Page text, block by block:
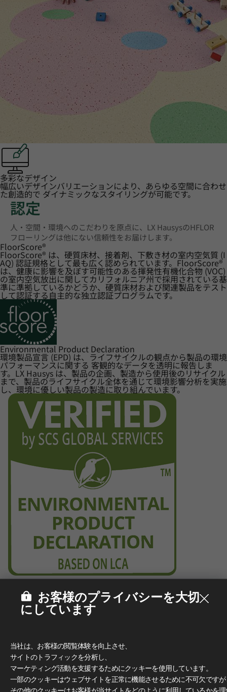
多彩なデザイン
幅広いデザインバリエーションにより、あらゆる空間に合わせ
た創造的で ダイナミックなスタイリングが可能です。
認定
人・空間・環境へのこだわりを原点に、LX HausysのHFLOR
フローリングは他にない信頼性をお届けします。
FloorScore®
FloorScore® は、硬質床材、接着剤、下敷き材の室内空気質 (I
AQ) 認証規格として最も広く認められています。FloorScore®
は、健康に影響を及ぼす可能性のある揮発性有機化合物 (VOC)
の室内空気放出に関してカリフォルニア州で採用されている基
準に準拠しているかどうか、硬質床材および関連製品をテスト
して認証する自主的な独立認証プログラムです。
Environmental Product Declaration
環境製品宣言 (EPD) は、ライフサイクルの観点から製品の環境
パフォーマンスに関する 客観的なデータを透明に報告しま
す。LX Hausys は、製品の企画、製造から使用後のリサイクル
まで、製品のライフサイクル全体を通じて環境影響分析を実施
し、環境に優しい製品の製造に取り組んでいます。
お客様のプライバシーを大切
にしています
当社は、お客様の閲覧体験を向上させ、
サイトのトラフィックを分析し、
マーケティング活動を支援するためにクッキーを使用しています。
一部のクッキーはウェブサイトを正常に機能させるために不可欠です
その他のクッキーはお客様が当サイトをどのように利用しているかを